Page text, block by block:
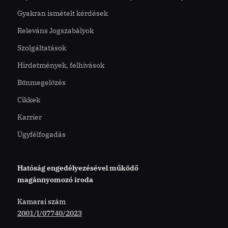
Gyakran ismételt kérdések
Releváns Jogszabályok
Szolgáltatások
Hirdetmények, felhívások
Bűnmegelőzés
Cikkek
Karrier
Ügyfélfogadás
Hatóság engedélyezésével működő
magánnyomozó iroda
Kamarai szám
2001/I/07740/2023